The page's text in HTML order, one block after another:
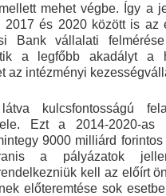
mehet végbe. Így a
2017 és 2020 között is az
Bank vállalati
a legfőbb akadályt a
az intézményi
kulcsfontosságú
Ezt a 2014-2020-as
9000 milliárd
a pályázatok
kell az előírt
előteremtése sok